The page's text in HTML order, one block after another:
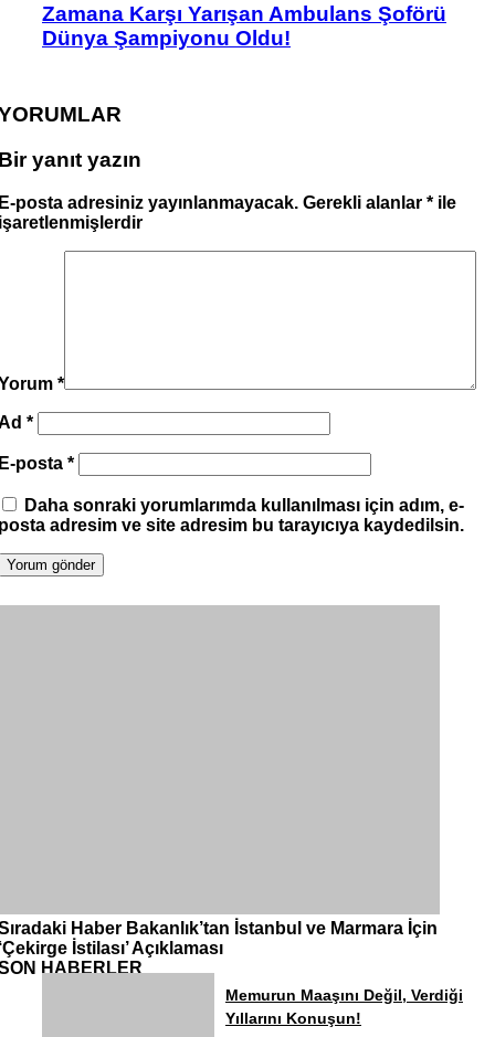
Zamana Karşı Yarışan Ambulans Şoförü
Dünya Şampiyonu Oldu!
yanıt yazın
posta adresiniz yayınlanmayacak. Gerekli alanlar * ile
*
*
posta *
Daha sonraki yorumlarımda kullanılması için adım, e-
adresim ve site adresim bu tarayıcıya kaydedilsin.
Haber Bakanlık’tan İstanbul ve Marmara İçin
İstilası’ Açıklaması
HABERLER
Memurun Maaşını Değil, Verdiği
Yıllarını Konuşun!